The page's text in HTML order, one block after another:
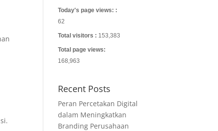
Today's page views: :
62
Total visitors : 153,383
Total page views:
168,963
Recent Posts
Peran Percetakan Digital
dalam Meningkatkan
Branding Perusahaan